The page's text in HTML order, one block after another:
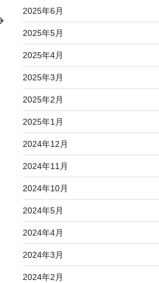
2025年6月
2025年5月
2025年4月
2025年3月
2025年2月
2025年1月
2024年12月
2024年11月
2024年10月
2024年5月
2024年4月
2024年3月
2024年2月